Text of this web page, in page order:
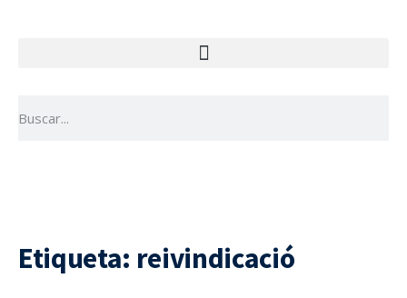
Etiqueta: reivindicació